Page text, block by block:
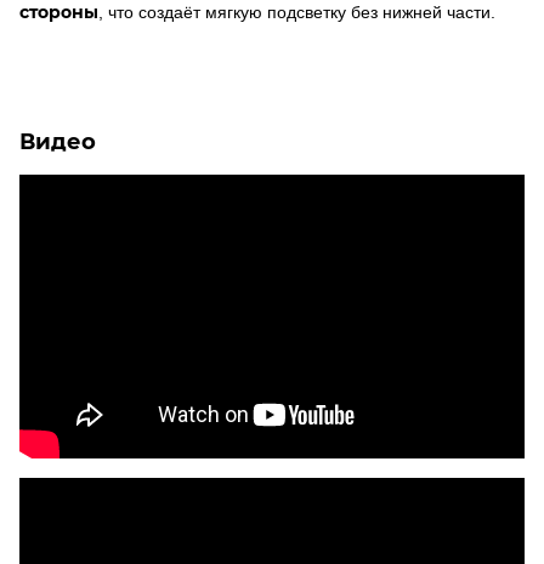
стороны , что создаёт мягкую подсветку без нижней части.
Видео